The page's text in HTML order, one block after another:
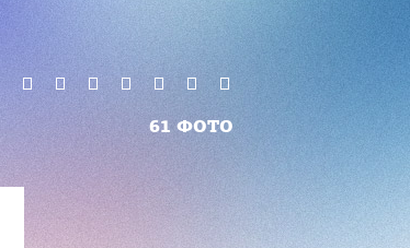
61 ФОТО